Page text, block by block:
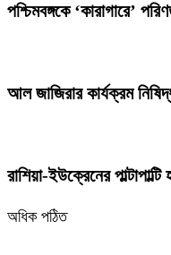
পশ্চিমবঙ্গকে ‘কারাগারে’
আল জাজিরার কার্যক্রম
রাশিয়া-ইউক্রেনের
অধিক পঠিত